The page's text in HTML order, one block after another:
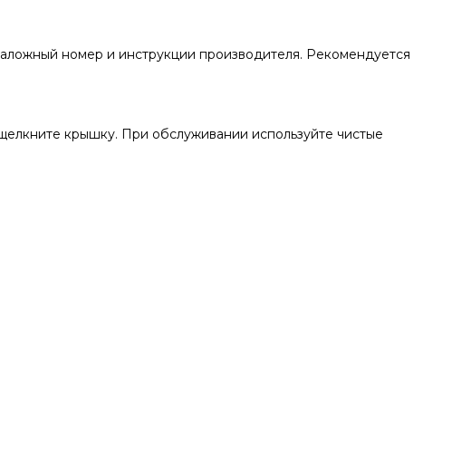
номер и инструкции производителя. Рекомендуется
крышку. При обслуживании используйте чистые